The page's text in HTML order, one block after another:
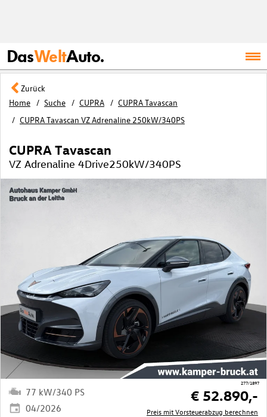
DasWeltAuto.
Zurück
Home
Suche CUPRA
CUPRA Tavascan
CUPRA Tavascan VZ Adrenaline 250kW/340PS
277/1897
CUPRA Tavascan
VZ Adrenaline 4Drive250kW/340PS
77 kW/340 PS
04/2026
€ 52.890,-
Preis mit Vorsteuerabzug berechnen